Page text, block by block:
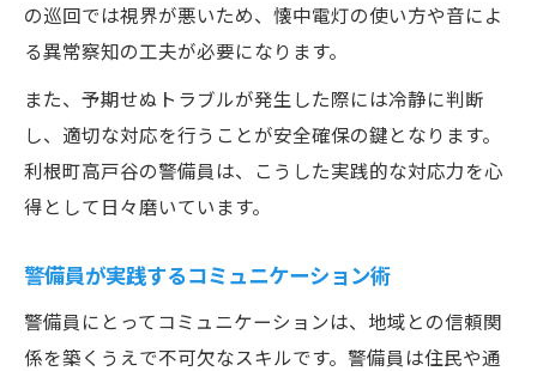
の巡回では視界が悪いため、懐中電灯の使い方や音によ
る異常察知の工夫が必要になります。
また、予期せぬトラブルが発生した際には冷静に判断
し、適切な対応を行うことが安全確保の鍵となります。
利根町高戸谷の警備員は、こうした実践的な対応力を心
得として日々磨いています。
警備員が実践するコミュニケーション術
警備員にとってコミュニケーションは、地域との信頼関
係を築くうえで不可欠なスキルです。警備員は住民や通